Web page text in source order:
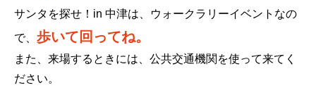
サンタを探せ！in 中津は、ウォークラリーイベントなの
で、 歩いて回ってね。
また、来場するときには、公共交通機関を使って来てく
ださい。